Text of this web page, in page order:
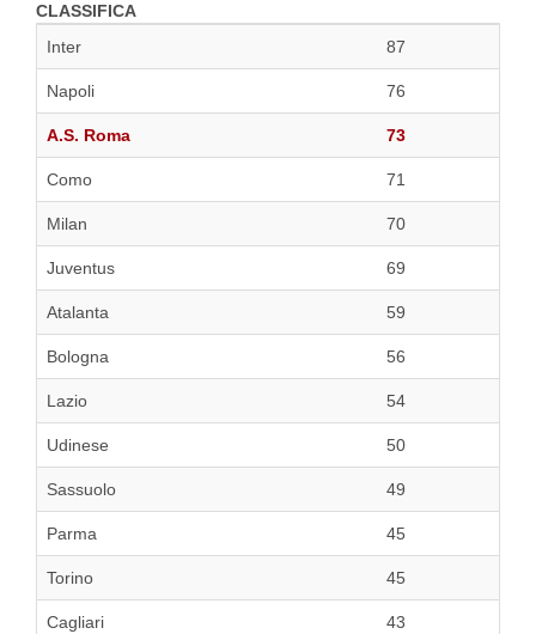
CLASSIFICA
Inter
87
Napoli 76
A.S. Roma 73
Como 71
Milan 70
Juventus 69
Atalanta 59
Bologna 56
Lazio 54
Udinese 50
Sassuolo 49
Parma 45
Torino 45
Cagliari 43